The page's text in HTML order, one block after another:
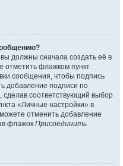
должны сначала создать её в
отметить флажком пункт
сообщения, чтобы подпись
добавление подписи по
соответствующий выбор
«Личные настройки» в
отменить добавление
флажок Присоединить